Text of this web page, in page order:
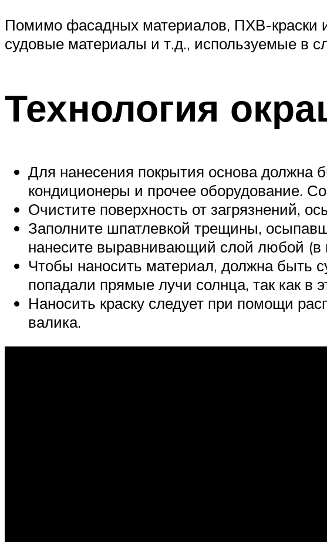
Помимо фасадных материалов, ПХВ-краски
судовые материалы и т.д., используемые в
Технология
Для нанесения покрытия основа должна
кондиционеры и прочее оборудование.
Очистите поверхность от загрязнений,
Заполните шпатлевкой трещины,
нанесите выравнивающий слой любой (в
Чтобы наносить материал, должна быть
попадали прямые лучи солнца, так как в
Наносить краску следует при помощи
валика.